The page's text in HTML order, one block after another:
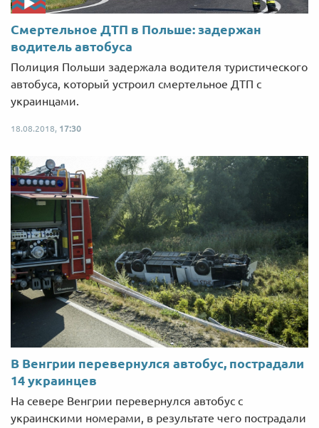
Смертельное ДТП в Польше: задержан
водитель автобуса
Полиция Польши задержала водителя туристического
автобуса, который устроил смертельное ДТП с
украинцами.
18.08.2018, 17:30
В Венгрии перевернулся автобус, пострадали
14 украинцев
На севере Венгрии перевернулся автобус с
украинскими номерами, в результате чего пострадали